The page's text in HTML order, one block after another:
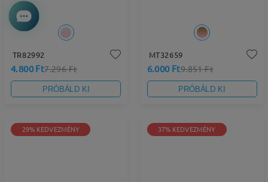
TR82992
4.800 Ft7.296 Ft
PRÓBÁLD KI
MT32659
6.000 Ft9.851 Ft
PRÓBÁLD KI
29% KEDVEZMÉNY 37% KEDVEZMÉNY